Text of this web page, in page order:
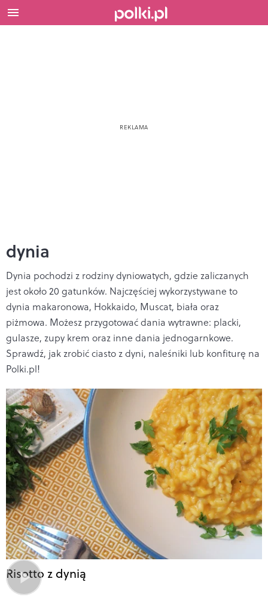
dynia
Dynia pochodzi z rodziny dyniowatych, gdzie zaliczanych
jest około 20 gatunków. Najczęściej wykorzystywane to
dynia makaronowa, Hokkaido, Muscat, biała oraz
piżmowa. Możesz przygotować dania wytrawne: placki,
gulasze, zupy krem oraz inne dania jednogarnkowe.
Sprawdź, jak zrobić ciasto z dyni, naleśniki lub konfiturę na
Polki.pl!
Risotto z dynią